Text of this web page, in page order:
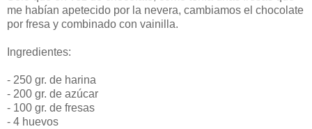
me habían apetecido por la nevera, cambiamos el chocolate
por fresa y combinado con vainilla.
Ingredientes:
- 250 gr. de harina
- 200 gr. de azúcar
- 100 gr. de fresas
- 4 huevos